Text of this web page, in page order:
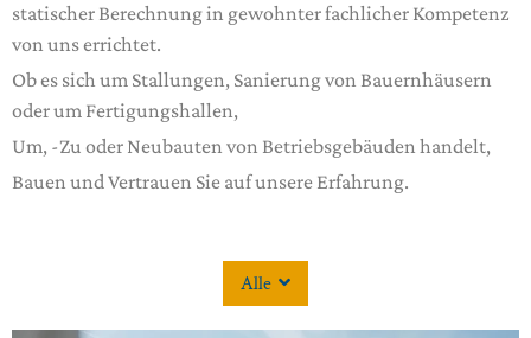
statischer Berechnung in gewohnter fachlicher Kompetenz
von uns errichtet.
Ob es sich um Stallungen, Sanierung von Bauernhäusern
oder um Fertigungshallen,
Um, -Zu oder Neubauten von Betriebsgebäuden handelt,
Bauen und Vertrauen Sie auf unsere Erfahrung.
Alle